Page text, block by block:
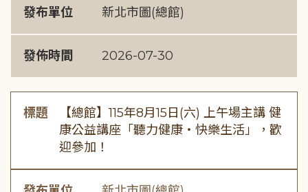
發布單位 新北市圖(總館)
發佈時間 2026-07-30
標題
【總館】115年8月15日(六) 上午場主講 健
康公益講座「聽力健康・快樂生活」，歡
迎參加！